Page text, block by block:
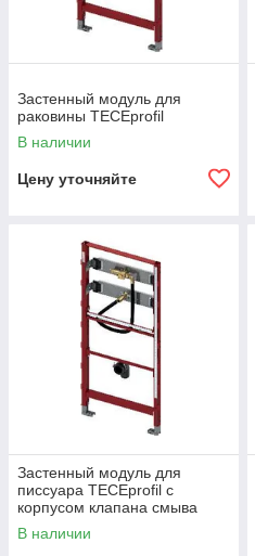
Застенный модуль для
раковины TECEprofil
В наличии
Цену уточняйте
Застенный модуль для
писсуара TECEprofil с
корпусом клапана смыва
TECE U 1
В наличии